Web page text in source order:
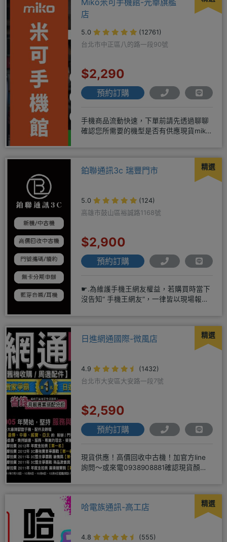
Miko米可手機館-光華旗艦
店
5.0
(12761)
台北市中正區八的路一段90號
$2,290
預約訂購
手機商品流動快速，下單前請先透過聊聊
確認您所需要的機型是否有供應現貨miko
精選
鉑聯通訊3c 瑞豐門市
5.0
(124)
高雄市鼓山區裕誠路1168號
$2,900
預約訂購
☛.為維護手機王網友權益，若購買時當下
沒告知“ 手機王網友”，一律皆以現場報價
精選
日進網通國際-微風店
4.9
(1432)
台北市大安區大安路一段7號
$2,590
預約訂購
現貨供應！高價回收中古機！加官方line
詢問～或來電0938908881確認現貨顏色
精選
哈電族通訊-高工店
4.8
(555)